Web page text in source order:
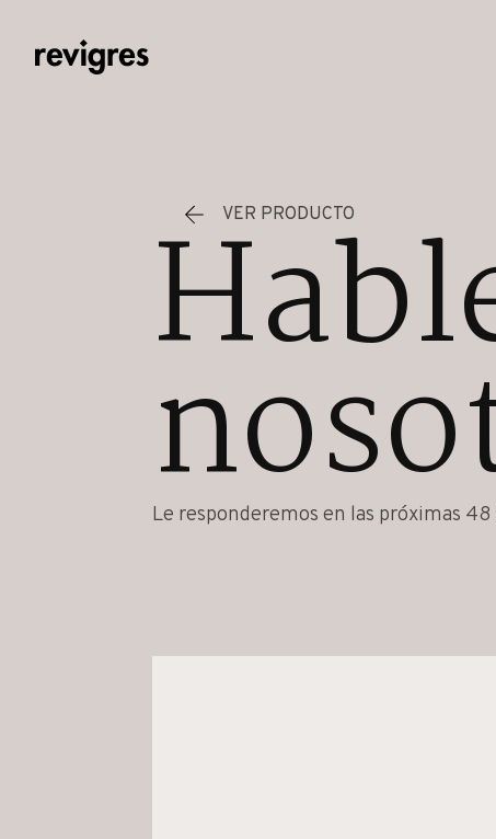
VER PRODUCTO
Le responderemos en las próximas 48